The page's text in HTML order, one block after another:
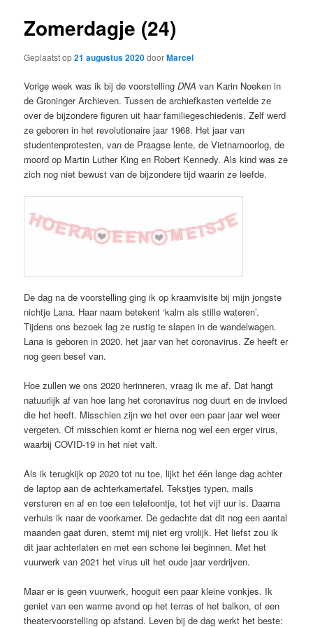
Zomerdagje (24)
Geplaatst op21 augustus 2020doorMarcel
Vorige week was ik bij de voorstellingDNA van Karin Noeken in
de Groninger Archieven. Tussen de archiefkasten vertelde ze
over de bijzondere figuren uit haar familiegeschiedenis. Zelf werd
ze geboren in het revolutionaire jaar 1968. Het jaar van
studentenprotesten, van de Praagse lente, de Vietnamoorlog, de
moord op Martin Luther King en Robert Kennedy. Als kind was ze
zich nog niet bewust van de bijzondere tijd waarin ze leefde.
De dag na de voorstelling ging ik op kraamvisite bij mijn jongste
nichtje Lana. Haar naam betekent ‘kalm als stille wateren’.
Tijdens ons bezoek lag ze rustig te slapen in de wandelwagen.
Lana is geboren in 2020, het jaar van het coronavirus. Ze heeft er
nog geen besef van.
Hoe zullen we ons 2020 herinneren, vraag ik me af. Dat hangt
natuurlijk af van hoe lang het coronavirus nog duurt en de invloed
die het heeft. Misschien zijn we het over een paar jaar wel weer
vergeten. Of misschien komt er hierna nog wel een erger virus,
waarbij COVID-19 in het niet valt.
Als ik terugkijk op 2020 tot nu toe, lijkt het één lange dag achter
de laptop aan de achterkamertafel. Tekstjes typen, mails
versturen en af en toe een telefoontje, tot het vijf uur is. Daarna
verhuis ik naar de voorkamer. De gedachte dat dit nog een aantal
maanden gaat duren, stemt mij niet erg vrolijk. Het liefst zou ik
dit jaar achterlaten en met een schone lei beginnen. Met het
vuurwerk van 2021 het virus uit het oude jaar verdrijven.
Maar er is geen vuurwerk, hooguit een paar kleine vonkjes. Ik
geniet van een warme avond op het terras of het balkon, of een
theatervoorstelling op afstand. Leven bij de dag werkt het beste: